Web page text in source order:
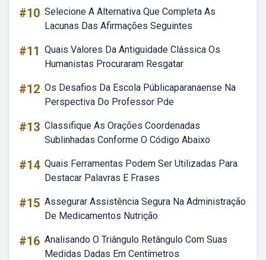
#10 Selecione A Alternativa Que Completa As
Lacunas Das Afirmações Seguintes
#11 Quais Valores Da Antiguidade Clássica Os
Humanistas Procuraram Resgatar
#12 Os Desafios Da Escola Públicaparanaense Na
Perspectiva Do Professor Pde
#13 Classifique As Orações Coordenadas
Sublinhadas Conforme O Código Abaixo
#14 Quais Ferramentas Podem Ser Utilizadas Para
Destacar Palavras E Frases
#15 Assegurar Assistência Segura Na Administração
De Medicamentos Nutrição
#16 Analisando O Triângulo Retângulo Com Suas
Medidas Dadas Em Centímetros